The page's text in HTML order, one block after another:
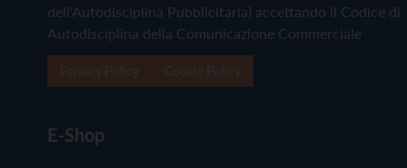
dell'Autodisciplina Pubblicitaria) accettando il Codice di
Autodisciplina della Comunicazione Commerciale
E-Shop